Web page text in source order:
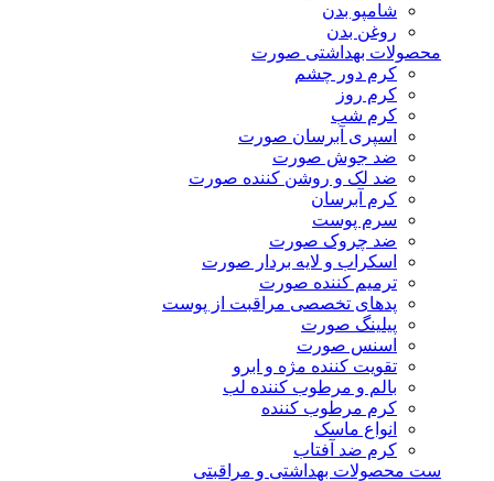
شامپو بدن
روغن بدن
محصولات بهداشتی صورت
کرم دور چشم
کرم روز
کرم شب
اسپری آبرسان صورت
ضد جوش صورت
ضد لک و روشن کننده صورت
کرم آبرسان
سرم پوست
ضد چروک صورت
اسکراب و لایه بردار صورت
ترمیم کننده صورت
پدهای تخصصی مراقبت از پوست
پیلینگ صورت
اسنس صورت
تقویت کننده مژه و ابرو
بالم و مرطوب کننده لب
کرم مرطوب کننده
انواع ماسک
کرم ضد آفتاب
ست محصولات بهداشتی و مراقبتی